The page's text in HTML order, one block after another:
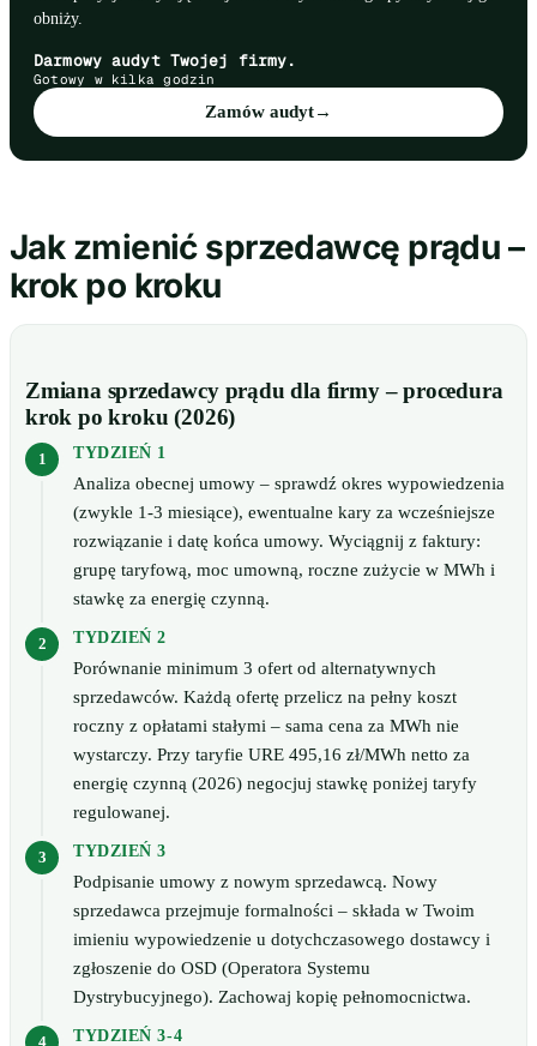
obniży.
Zamów audyt→
Darmowy audyt Twojej firmy.
Gotowy w kilka godzin
Jak zmienić sprzedawcę prądu –
krok po kroku
Zmiana sprzedawcy prądu dla firmy – procedura
krok po kroku (2026)
TYDZIEŃ 1
Analiza obecnej umowy – sprawdź okres wypowiedzenia
(zwykle 1-3 miesiące), ewentualne kary za wcześniejsze
rozwiązanie i datę końca umowy. Wyciągnij z faktury:
grupę taryfową, moc umowną, roczne zużycie w MWh i
stawkę za energię czynną.
TYDZIEŃ 2
Porównanie minimum 3 ofert od alternatywnych
sprzedawców. Każdą ofertę przelicz na pełny koszt
roczny z opłatami stałymi – sama cena za MWh nie
wystarczy. Przy taryfie URE 495,16 zł/MWh netto za
energię czynną (2026) negocjuj stawkę poniżej taryfy
regulowanej.
TYDZIEŃ 3
Podpisanie umowy z nowym sprzedawcą. Nowy
sprzedawca przejmuje formalności – składa w Twoim
imieniu wypowiedzenie u dotychczasowego dostawcy i
zgłoszenie do OSD (Operatora Systemu
Dystrybucyjnego). Zachowaj kopię pełnomocnictwa.
TYDZIEŃ 3-4